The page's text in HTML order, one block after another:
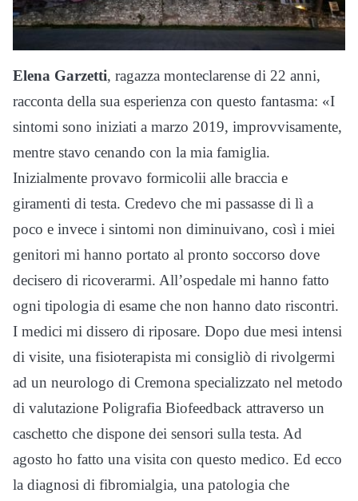
Elena Garzetti, ragazza monteclarense di 22 anni,
racconta della sua esperienza con questo fantasma: «I
sintomi sono iniziati a marzo 2019, improvvisamente,
mentre stavo cenando con la mia famiglia.
Inizialmente provavo formicolii alle braccia e
giramenti di testa. Credevo che mi passasse di lì a
poco e invece i sintomi non diminuivano, così i miei
genitori mi hanno portato al pronto soccorso dove
decisero di ricoverarmi. All’ospedale mi hanno fatto
ogni tipologia di esame che non hanno dato riscontri.
I medici mi dissero di riposare. Dopo due mesi intensi
di visite, una fisioterapista mi consigliò di rivolgermi
ad un neurologo di Cremona specializzato nel metodo
di valutazione Poligrafia Biofeedback attraverso un
caschetto che dispone dei sensori sulla testa. Ad
agosto ho fatto una visita con questo medico. Ed ecco
la diagnosi di fibromialgia, una patologia che